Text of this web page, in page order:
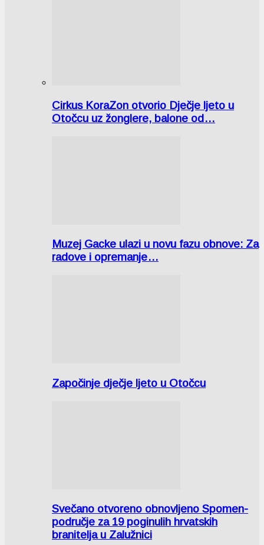
Cirkus KoraZon otvorio Dječje ljeto u
Otočcu uz žonglere, balone od…
Muzej Gacke ulazi u novu fazu obnove: Za
radove i opremanje…
Započinje dječje ljeto u Otočcu
Svečano otvoreno obnovljeno Spomen-
područje za 19 poginulih hrvatskih
branitelja u Zalužnici